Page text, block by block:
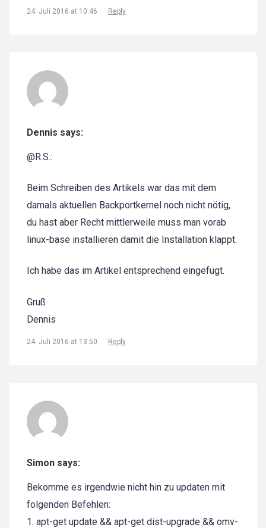
24. Juli 2016 at 10:46 Reply
Dennis says:
@R.S.:
Beim Schreiben des Artikels war das mit dem
damals aktuellen Backportkernel noch nicht nötig,
du hast aber Recht mittlerweile muss man vorab
linux-base installieren damit die Installation klappt.
Ich habe das im Artikel entsprechend eingefügt.
Gruß
Dennis
24. Juli 2016 at 13:50 Reply
Simon says:
Bekomme es irgendwie nicht hin zu updaten mit
folgenden Befehlen:
1. apt-get update && apt-get dist-upgrade && omv-